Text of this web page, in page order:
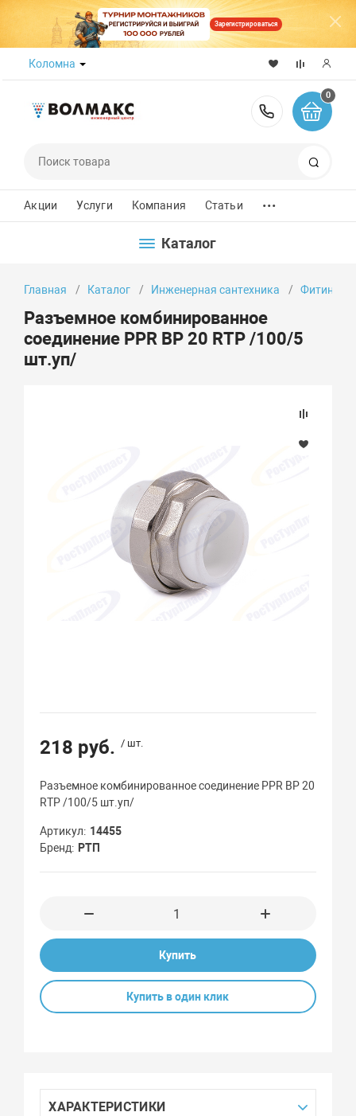
Зарегистрироваться
Коломна
8 (800)
0
Акции Услуги Компания Статьи ...
Каталог
Главная Каталог Инженерная сантехника Фитинги
Разъемное комбинированное
соединение PPR ВР 20 RTP /100/5
шт.уп/
218 руб. / шт.
Разъемное комбинированное соединение PPR ВР 20
RTP /100/5 шт.уп/
Артикул
14455
Бренд
РТП
Купить
Купить в один клик
ХАРАКТЕРИСТИКИ